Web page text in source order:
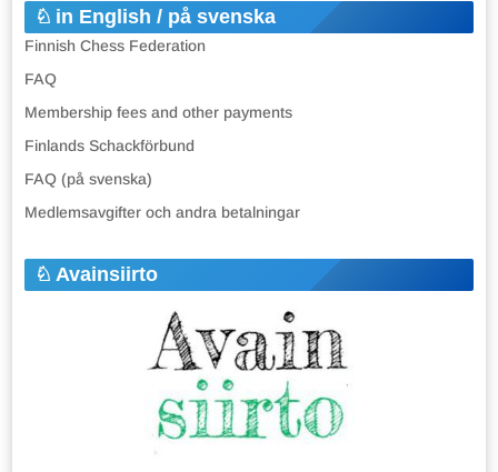
in English / på svenska
Finnish Chess Federation
FAQ
Membership fees and other payments
Finlands Schackförbund
FAQ (på svenska)
Medlemsavgifter och andra betalningar
Avainsiirto